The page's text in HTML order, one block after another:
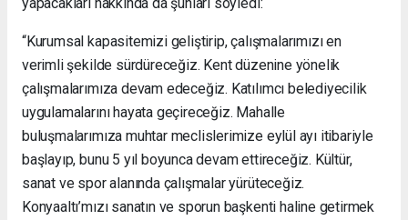
“Kurumsal kapasitemizi geliştirip, çalışmalarımızı en
verimli şekilde sürdüreceğiz. Kent düzenine yönelik
çalışmalarımıza devam edeceğiz. Katılımcı belediyecilik
uygulamalarını hayata geçireceğiz. Mahalle
buluşmalarımıza muhtar meclislerimize eylül ayı itibariyle
başlayıp, bunu 5 yıl boyunca devam ettireceğiz. Kültür,
sanat ve spor alanında çalışmalar yürüteceğiz.
Konyaaltı’mızı sanatın ve sporun başkenti haline getirmek